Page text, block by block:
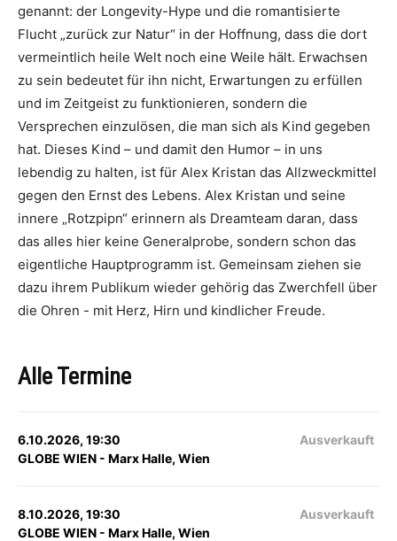
genannt: der Longevity-Hype und die romantisierte
Flucht „zurück zur Natur“ in der Hoffnung, dass die dort
vermeintlich heile Welt noch eine Weile hält. Erwachsen
zu sein bedeutet für ihn nicht, Erwartungen zu erfüllen
und im Zeitgeist zu funktionieren, sondern die
Versprechen einzulösen, die man sich als Kind gegeben
hat. Dieses Kind – und damit den Humor – in uns
lebendig zu halten, ist für Alex Kristan das Allzweckmittel
gegen den Ernst des Lebens. Alex Kristan und seine
innere „Rotzpipn“ erinnern als Dreamteam daran, dass
das alles hier keine Generalprobe, sondern schon das
eigentliche Hauptprogramm ist. Gemeinsam ziehen sie
dazu ihrem Publikum wieder gehörig das Zwerchfell über
die Ohren - mit Herz, Hirn und kindlicher Freude.
Alle Termine
6.10.2026, 19:30
GLOBE WIEN - Marx Halle, Wien
Ausverkauft
8.10.2026, 19:30
GLOBE WIEN - Marx Halle, Wien
Ausverkauft